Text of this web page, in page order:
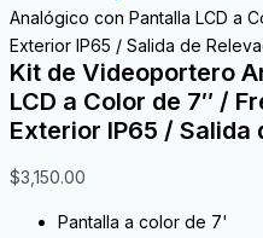
Analógico con Pantalla LCD a
Exterior IP65 / Salida de
Kit de Videoportero
LCD a Color de 7″ /
Exterior IP65 / Salida
$3,150.00
Pantalla a color de 7'